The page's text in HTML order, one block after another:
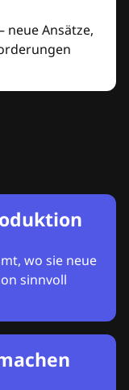
neue Ansätze,
wo sie neue
sinnvoll